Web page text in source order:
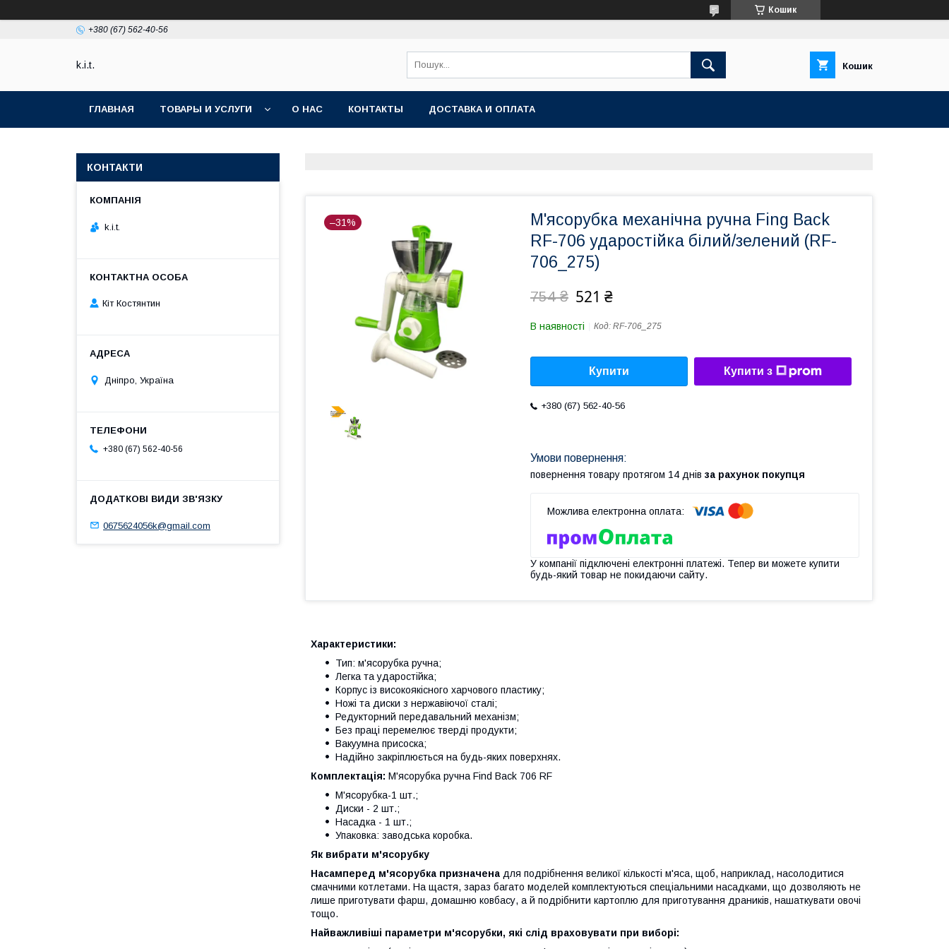
Кошик
+380 (67) 562-40-56
k.i.t. Кошик
ГЛАВНАЯ ТОВАРЫ И УСЛУГИ О НАС КОНТАКТЫ ДОСТАВКА И ОПЛАТА
–31%
М'ясорубка механічна ручна Fing Back
RF-706 ударостійка білий/зелений (RF-
706_275)
754 ₴ 521 ₴
В наявності Код: RF-706_275
Купити Купити з
+380 (67) 562-40-56
повернення товару протягом 14 днів за рахунок покупця
У компанії підключені електронні платежі. Тепер ви можете купити
будь-який товар не покидаючи сайту.
Характеристики:
Тип: м'ясорубка ручна;
Легка та ударостійка;
Корпус із високоякісного харчового пластику;
Ножі та диски з нержавіючої сталі;
Редукторний передавальний механізм;
Без праці перемелює тверді продукти;
Вакуумна присоска;
Надійно закріплюється на будь-яких поверхнях.
Комплектація: М'ясорубка ручна Find Back 706 RF
М'ясорубка-1 шт.;
Диски - 2 шт.;
Насадка - 1 шт.;
Упаковка: заводська коробка.
Як вибрати м'ясорубку
Насамперед м'ясорубка призначена для подрібнення великої кількості м'яса, щоб, наприклад, насолодитися
смачними котлетами. На щастя, зараз багато моделей комплектуються спеціальними насадками, що дозволяють не
лише приготувати фарш, домашню ковбасу, а й подрібнити картоплю для приготування драників, нашаткувати овочі
тощо.
Найважливіші параметри м'ясорубки, які слід враховувати при виборі:
КОНТАКТИ
k.i.t.
Кіт Костянтин
Дніпро, Україна
+380 (67) 562-40-56
0675624056k@gmail.com